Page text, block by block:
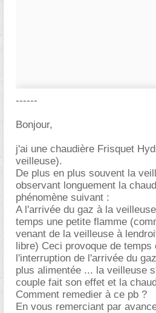
------
Bonjour,
j'ai une chaudière Frisquet
veilleuse).
De plus en plus souvent la
observant longuement la
phénomène suivant :
A l'arrivée du gaz à la
temps une petite flamme
venant de la veilleuse à
libre) Ceci provoque de temps
l'interruption de l'arrivée du
plus alimentée ... la veilleuse
couple fait son effet et la
Comment remedier à ce pb ?
En vous remerciant par